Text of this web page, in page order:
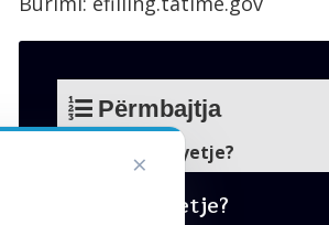
Përmbajtja
Keni një Pyetje?
Keni një Pyetje?
×